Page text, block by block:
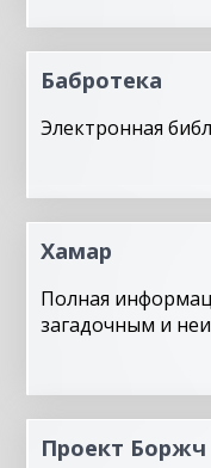
Бабротека
Электронная
Хамар
Полная
загадочным и
Проект Боржч